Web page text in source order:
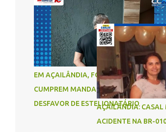
EM AÇAILÂNDIA, FORÇAS DE
CUMPREM MANDADO DE PRISÃO EM
DESFAVOR DE ESTELIONATÁRIO
companheiro, com
relacionamento de
quem tem uma filha.
durante todo o dia
enviou mensagens
relacionamento, mas
não queria. Naquela
o convite de um
Ao chegar ao local,
também estava
tranquila durante todo
AÇAILÂNDIA: CASAL
ACIDENTE NA BR-